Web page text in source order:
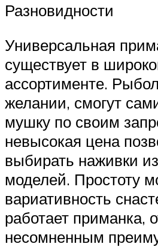
Разновидности
Универсальная
существует в
ассортименте.
желании, смогут
мушку по своим
невысокая цена
выбирать наживки
моделей. Простоту
вариативность
работает приманка,
несомненным